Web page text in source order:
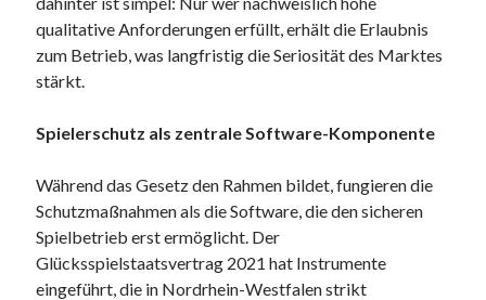
Internet Services
Personal Product & Services
Pets & Animals
Software
Technology
Uncategorized
qualitative Anforderungen erfüllt, erhält die Erlaubnis
zum Betrieb, was langfristig die Seriosität des Marktes
stärkt.
Spielerschutz als zentrale Software-Komponente
Während das Gesetz den Rahmen bildet, fungieren die
Schutzmaßnahmen als die Software, die den sicheren
Spielbetrieb erst ermöglicht. Der
Glücksspielstaatsvertrag 2021 hat Instrumente
eingeführt, die in Nordrhein-Westfalen strikt